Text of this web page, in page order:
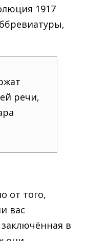
1917
речи,
от того,
вас
в